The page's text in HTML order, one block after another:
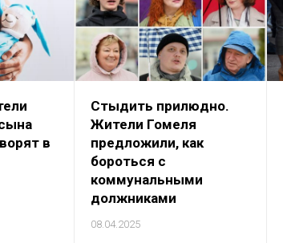
в
Стыдить прилюдно.
Жители Гомеля
предложили, как
бороться с
коммунальными
должниками
08.04.2025